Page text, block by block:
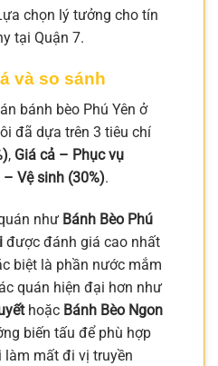
chọn lý tưởng cho tín
tại Quận 7.
và so sánh
bánh bèo Phú Yên ở
đã dựa trên 3 tiêu chí
, Giá cả – Phục vụ
Vệ sinh (30%).
như Bánh Bèo Phú
được đánh giá cao nhất
biệt là phần nước mắm
quán hiện đại hơn như
hoặc Bánh Bèo Ngon
biến tấu để phù hợp
làm mất đi vị truyền